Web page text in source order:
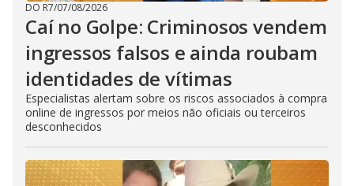
DO R7/07/08/2026
Caí no Golpe: Criminosos vendem
ingressos falsos e ainda roubam
identidades de vítimas
Especialistas alertam sobre os riscos associados à compra
online de ingressos por meios não oficiais ou terceiros
desconhecidos